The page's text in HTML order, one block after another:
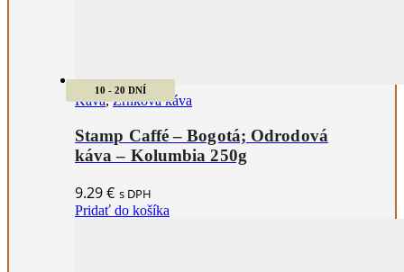
10 - 20 DNÍ
Káva,Zrnková káva
Stamp Caffé – Bogotá; Odrodová
káva – Kolumbia 250g
9.29€ s DPH
Pridať do košíka